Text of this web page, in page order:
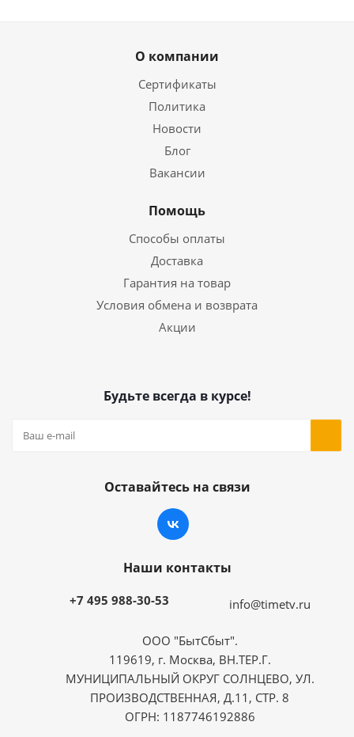
О компании
Сертификаты
Политика
Новости
Блог
Вакансии
Помощь
Способы оплаты
Доставка
Гарантия на товар
Условия обмена и возврата
Акции
Будьте всегда в курсе!
Оставайтесь на связи
Наши контакты
+7 495 988-30-53 info@timetv.ru
ООО "БытСбыт".
119619, г. Москва, ВН.ТЕР.Г.
МУНИЦИПАЛЬНЫЙ ОКРУГ СОЛНЦЕВО, УЛ.
ПРОИЗВОДСТВЕННАЯ, Д.11, СТР. 8
ОГРН: 1187746192886